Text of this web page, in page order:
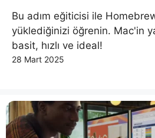
Bu adım eğiticisi ile
yüklediğinizi öğrenin. Mac'in
basit, hızlı ve ideal!
28 Mart 2025